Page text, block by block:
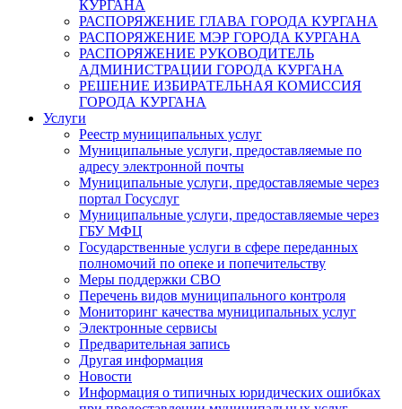
КУРГАНА
РАСПОРЯЖЕНИЕ ГЛАВА ГОРОДА КУРГАНА
РАСПОРЯЖЕНИЕ МЭР ГОРОДА КУРГАНА
РАСПОРЯЖЕНИЕ РУКОВОДИТЕЛЬ
АДМИНИСТРАЦИИ ГОРОДА КУРГАНА
РЕШЕНИЕ ИЗБИРАТЕЛЬНАЯ КОМИССИЯ
ГОРОДА КУРГАНА
Услуги
Реестр муниципальных услуг
Муниципальные услуги, предоставляемые по
адресу электронной почты
Муниципальные услуги, предоставляемые через
портал Госуслуг
Муниципальные услуги, предоставляемые через
ГБУ МФЦ
Государственные услуги в сфере переданных
полномочий по опеке и попечительству
Меры поддержки СВО
Перечень видов муниципального контроля
Мониторинг качества муниципальных услуг
Электронные сервисы
Предварительная запись
Другая информация
Новости
Информация о типичных юридических ошибках